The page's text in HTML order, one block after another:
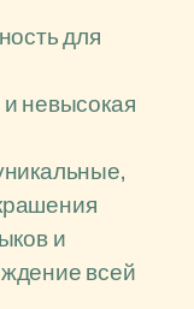
для
невысокая
и
всей